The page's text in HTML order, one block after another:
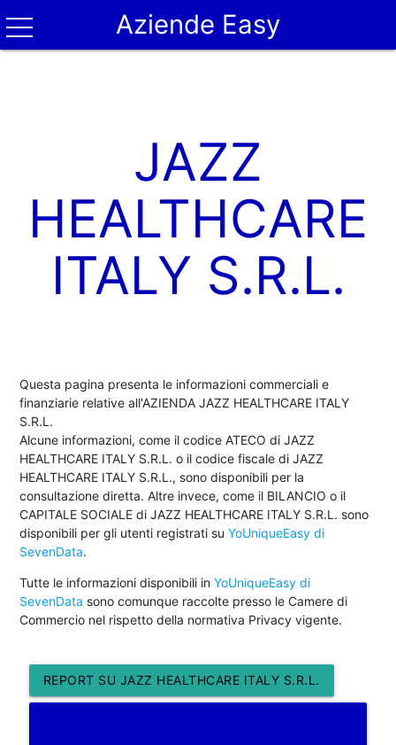
Aziende Easy
JAZZ
HEALTHCARE
ITALY S.R.L.
Questa pagina presenta le informazioni commerciali e
finanziarie relative all'AZIENDA JAZZ HEALTHCARE ITALY
S.R.L.
Alcune informazioni, come il codice ATECO di JAZZ
HEALTHCARE ITALY S.R.L. o il codice fiscale di JAZZ
HEALTHCARE ITALY S.R.L., sono disponibili per la
consultazione diretta. Altre invece, come il BILANCIO o il
CAPITALE SOCIALE di JAZZ HEALTHCARE ITALY S.R.L. sono
disponibili per gli utenti registrati suYoUniqueEasy di
SevenData.
Tutte le informazioni disponibili inYoUniqueEasy di
SevenData sono comunque raccolte presso le Camere di
Commercio nel rispetto della normativa Privacy vigente.
REPORT SU JAZZ HEALTHCARE ITALY S.R.L.